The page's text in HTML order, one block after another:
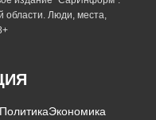
области. Люди, места,
ПолитикаЭкономика